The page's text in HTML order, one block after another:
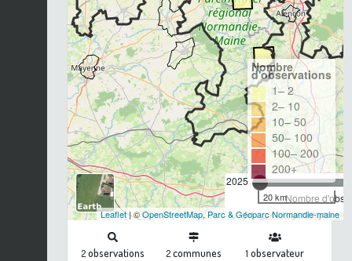
2025
Nombre
Nombre
d'observations
1– 2
2– 10
10– 50
50– 100
100– 200
200+
20 km
Leaflet| ©OpenStreetMap, Parc & Géoparc Normandie-maine
2observations 2communes 1 observateur